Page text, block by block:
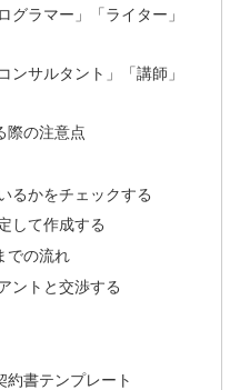
グラマー」「ライター」
ンサルタント」「講師」
際の注意点
るかをチェックする
して作成する
での流れ
ントと交渉する
約書テンプレート